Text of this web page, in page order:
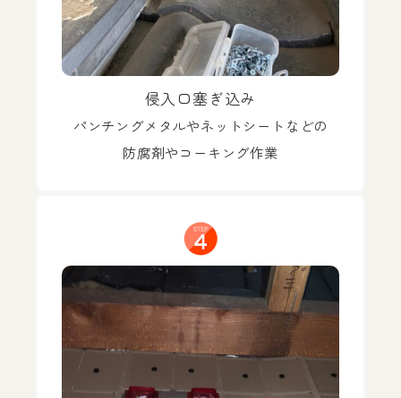
侵入口塞ぎ込み
パンチングメタルやネットシートなどの
防腐剤やコーキング作業